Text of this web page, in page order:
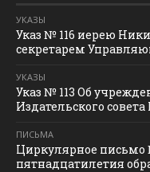
УКАЗЫ
Указ № 116 иерею
секретарем
УКАЗЫ
Указ № 113 Об
Издательского
ПИСЬМА
Циркулярное письмо
пятнадцатилетия